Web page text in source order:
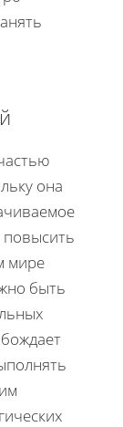
она
повысить
мире
быть